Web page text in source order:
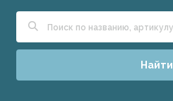
Найти